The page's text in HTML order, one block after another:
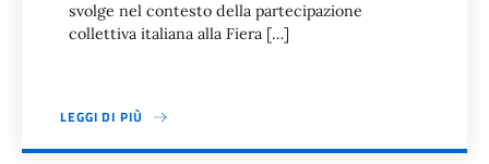
svolge nel contesto della partecipazione
collettiva italiana alla Fiera […]
LEGGI DI PIÙ